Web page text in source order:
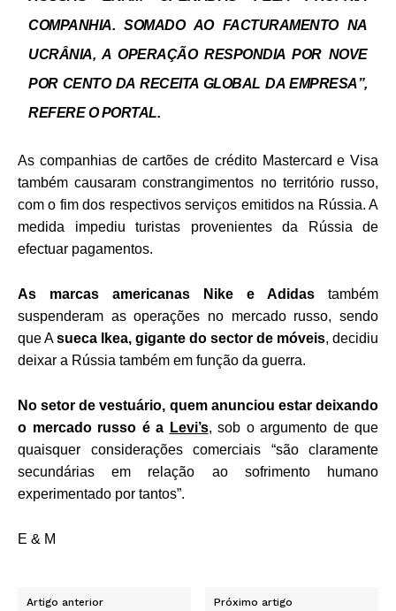
COMPANHIA. SOMADO AO FACTURAMENTO NA
UCRÂNIA, A OPERAÇÃO RESPONDIA POR NOVE
POR CENTO DA RECEITA GLOBAL DA EMPRESA”,
REFERE O PORTAL.
As companhias de cartões de crédito Mastercard e Visa
também causaram constrangimentos no território russo,
com o fim dos respectivos serviços emitidos na Rússia. A
medida impediu turistas provenientes da Rússia de
efectuar pagamentos.
As marcas americanas Nike e Adidas também
suspenderam as operações no mercado russo, sendo
que Asueca Ikea, gigante do sector de móveis, decidiu
deixar a Rússia também em função da guerra.
No setor de vestuário, quem anunciou estar deixando
o mercado russo é a Levi’s, sob o argumento de que
quaisquer considerações comerciais “são claramente
secundárias em relação ao sofrimento humano
experimentado por tantos”.
E & M
Artigo anterior Próximo artigo